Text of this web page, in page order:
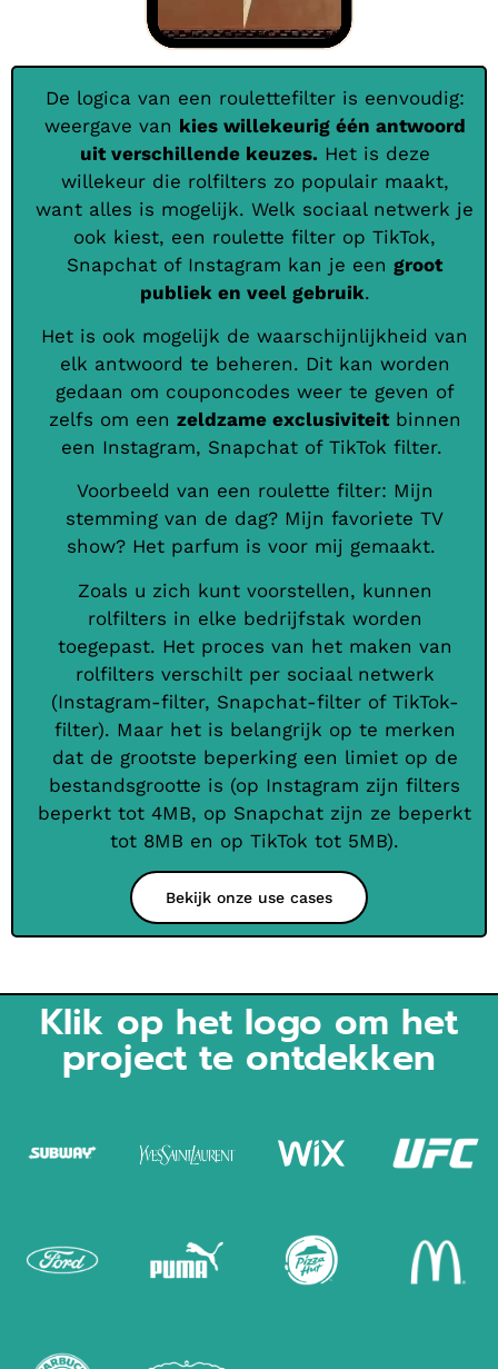
De logica van een roulettefilter is eenvoudig:
weergave van kies willekeurig één antwoord
uit verschillende keuzes. Het is deze
willekeur die rolfilters zo populair maakt,
want alles is mogelijk. Welk sociaal netwerk je
ook kiest, een roulette filter op TikTok,
Snapchat of Instagram kan je een groot
publiek en veel gebruik.
Het is ook mogelijk de waarschijnlijkheid van
elk antwoord te beheren. Dit kan worden
gedaan om couponcodes weer te geven of
zelfs om een zeldzame exclusiviteitbinnen
een Instagram, Snapchat of TikTok filter.
Voorbeeld van een roulette filter: Mijn
stemming van de dag? Mijn favoriete TV
show? Het parfum is voor mij gemaakt.
Zoals u zich kunt voorstellen, kunnen
rolfilters in elke bedrijfstak worden
toegepast. Het proces van het maken van
rolfilters verschilt per sociaal netwerk
(Instagram-filter, Snapchat-filter of TikTok-
filter). Maar het is belangrijk op te merken
dat de grootste beperking een limiet op de
bestandsgrootte is (op Instagram zijn filters
beperkt tot 4MB, op Snapchat zijn ze beperkt
tot 8MB en op TikTok tot 5MB).
Bekijk onze use cases
Klik op het logo om het
project te ontdekken